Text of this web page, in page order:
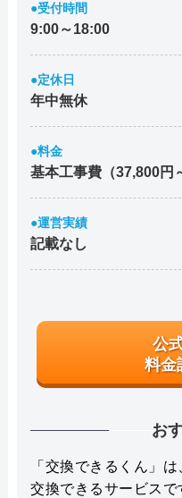
●受付時間
9:00～18:00
●定休日
年中無休
●料金
基本工事費（37,800円
●運営実績
記載なし
公
料金
お
「交換できるくん」
交換できるサービス